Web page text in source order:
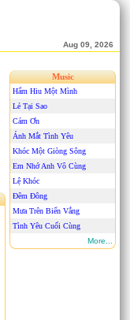
Aug 09, 2026
Music
Hẩm Hiu Một Mình
Lẻ Tại Sao
Cám Ơn
Ánh Mắt Tình Yêu
Khóc Một Giòng Sông
Em Nhớ Anh Vô Cùng
Lệ Khóc
Đêm Đông
Mưa Trên Biển Vắng
Tình Yêu Cuối Cùng
More...